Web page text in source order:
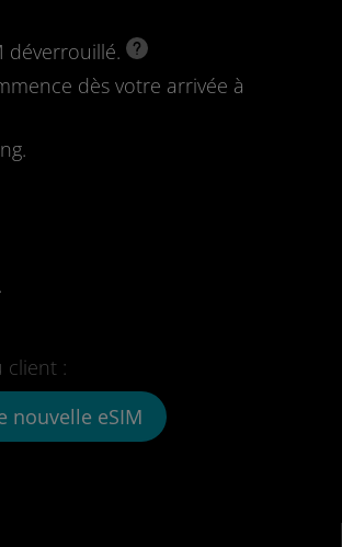
déverrouillé.
dès votre arrivée à
client :
nouvelle eSIM